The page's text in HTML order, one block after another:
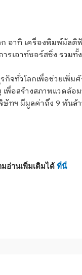
อาทิ เครื่องพิมพ์มัล
รเอาท์ซอร์สซิ่ง รวม
จทั่วโลกเพื่อช่วยเพิ่
พื่อสร้างสภาพแวดล้อ
ทฯ มีมูลค่าถึง 9 พันล้
อ่านเพิ่มเติมได้ ที่นี่